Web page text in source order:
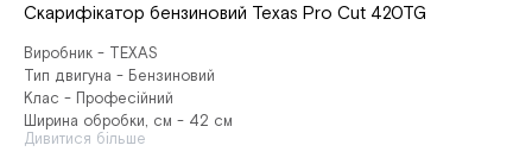
Скарифікатор бензиновий Texas Pro Cut 420TG
Виробник - TEXAS
Тип двигуна - Бензиновий
Клас - Професійний
Ширина обробки, см - 42 см
Дивитися більше